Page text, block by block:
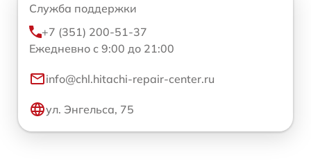
Служба поддержки
+7 (351) 200-51-37
Ежедневно с 9:00 до 21:00
info@chl.hitachi-repair-center.ru
ул. Энгельса, 75